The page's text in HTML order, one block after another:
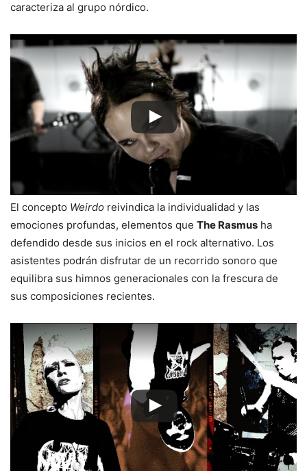
caracteriza al grupo nórdico.
El concepto Weirdo reivindica la individualidad y las
emociones profundas, elementos que The Rasmus ha
defendido desde sus inicios en el rock alternativo. Los
asistentes podrán disfrutar de un recorrido sonoro que
equilibra sus himnos generacionales con la frescura de
sus composiciones recientes.